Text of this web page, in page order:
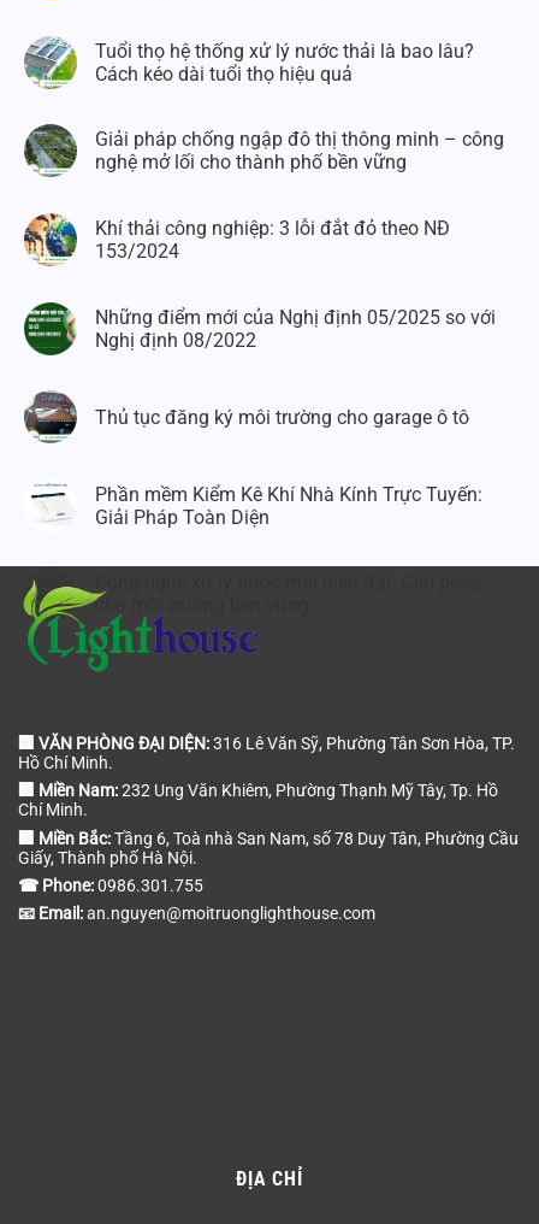
Tuổi thọ hệ thống xử lý nước thải là bao lâu?
Cách kéo dài tuổi thọ hiệu quả
Giải pháp chống ngập đô thị thông minh – công
nghệ mở lối cho thành phố bền vững
Khí thải công nghiệp: 3 lỗi đắt đỏ theo NĐ
153/2024
Những điểm mới của Nghị định 05/2025 so với
Nghị định 08/2022
Thủ tục đăng ký môi trường cho garage ô tô
Phần mềm Kiểm Kê Khí Nhà Kính Trực Tuyến:
Giải Pháp Toàn Diện
cho môi trường bền vững
🏢 VĂN PHÒNG ĐẠI DIỆN:316 Lê Văn Sỹ, Phường Tân Sơn Hòa, TP.
Hồ Chí Minh.
🏢 Miền Nam:232 Ung Văn Khiêm, Phường Thạnh Mỹ Tây, Tp. Hồ
Chí Minh.
🏢 Miền Bắc:Tầng 6, Toà nhà San Nam, số 78 Duy Tân, Phường Cầu
Giấy, Thành phố Hà Nội.
☎ Phone:0986.301.755
📧 Email:an.nguyen@moitruonglighthouse.com
ĐỊA CHỈ